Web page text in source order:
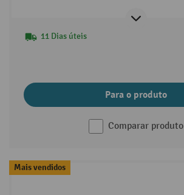
11 Dias úteis
Para o produto
Comparar produto
Mais vendidos